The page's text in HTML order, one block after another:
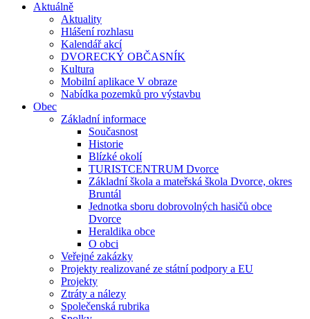
Aktuálně
Aktuality
Hlášení rozhlasu
Kalendář akcí
DVORECKÝ OBČASNÍK
Kultura
Mobilní aplikace V obraze
Nabídka pozemků pro výstavbu
Obec
Základní informace
Současnost
Historie
Blízké okolí
TURISTCENTRUM Dvorce
Základní škola a mateřská škola Dvorce, okres
Bruntál
Jednotka sboru dobrovolných hasičů obce
Dvorce
Heraldika obce
O obci
Veřejné zakázky
Projekty realizované ze státní podpory a EU
Projekty
Ztráty a nálezy
Společenská rubrika